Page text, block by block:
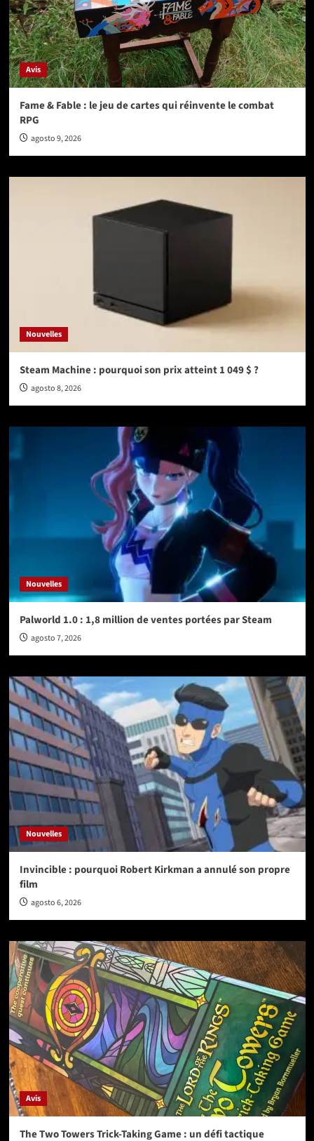
Avis
Fame & Fable : le jeu de cartes qui réinvente le combat
RPG
agosto 9, 2026
Nouvelles
Steam Machine : pourquoi son prix atteint 1 049 $ ?
agosto 8, 2026
Nouvelles
Palworld 1.0 : 1,8 million de ventes portées par Steam
agosto 7, 2026
Nouvelles
Invincible : pourquoi Robert Kirkman a annulé son propre
film
agosto 6, 2026
Avis
The Two Towers Trick-Taking Game : un défi tactique